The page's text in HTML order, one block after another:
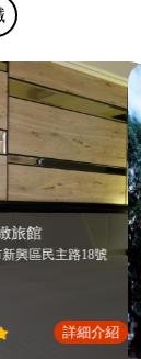
館
區民主路18號
詳細介紹